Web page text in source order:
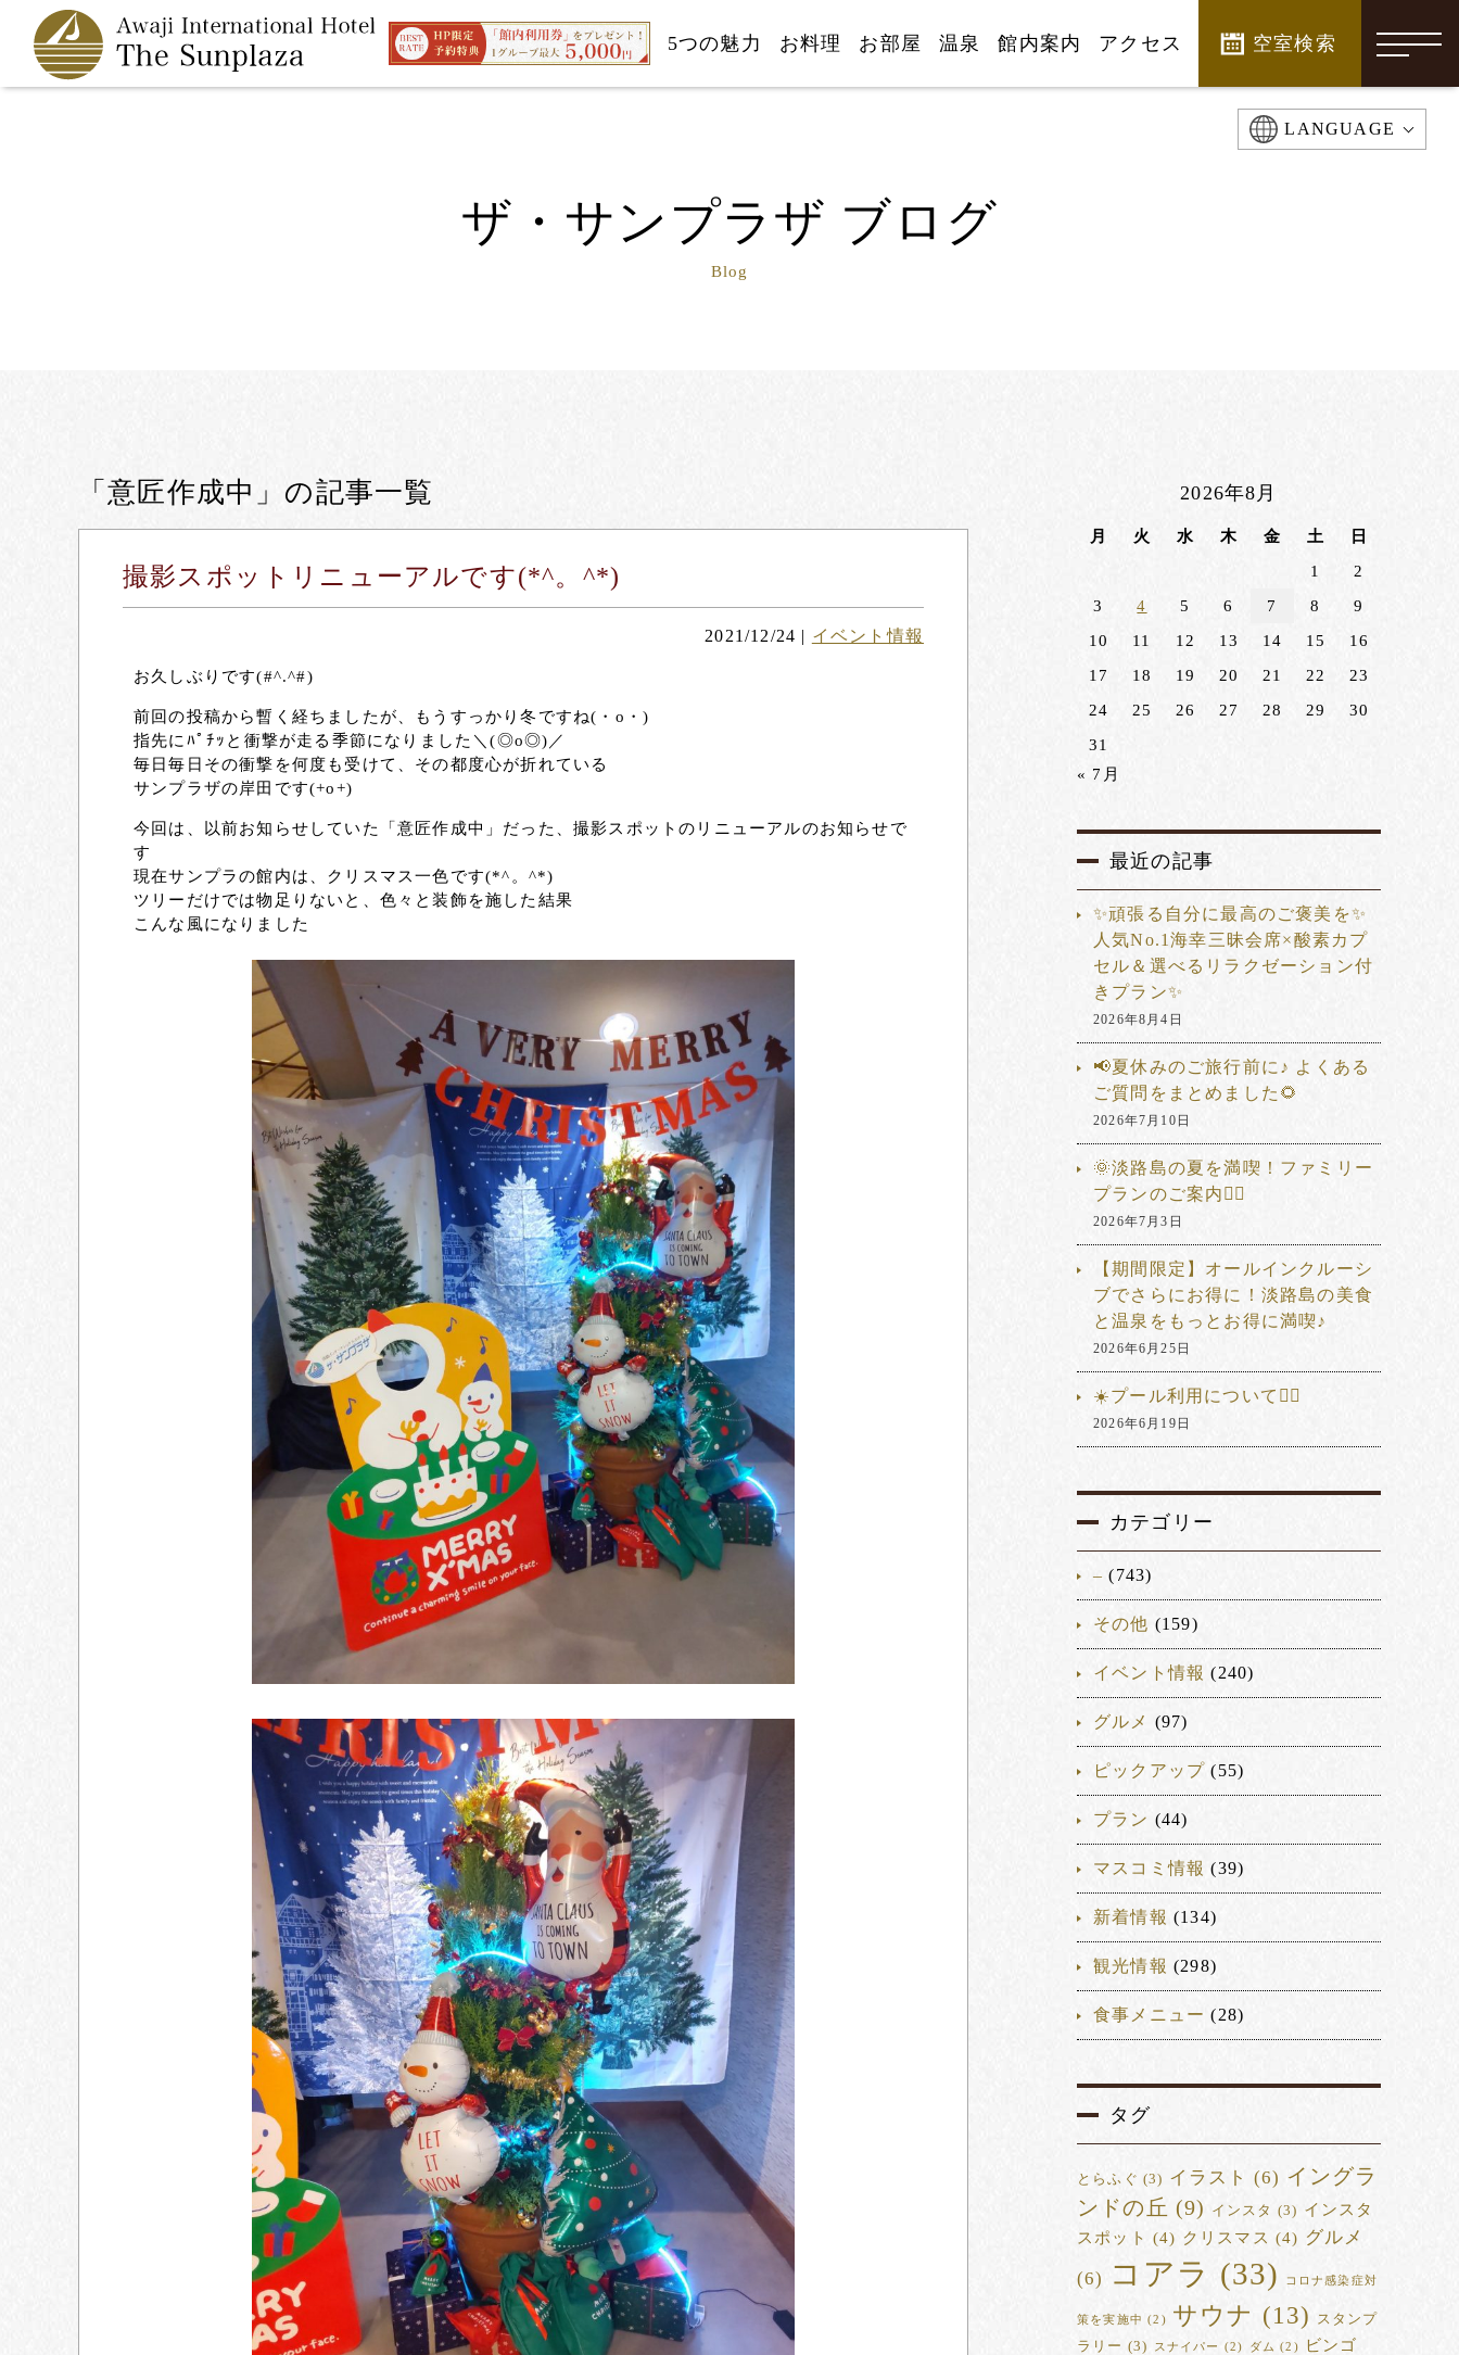
5つの魅力 お料理 お部屋 温泉 館内案内 アクセス 空室検索
LANGUAGE
ザ・サンプラザ ブログ
Blog
「意匠作成中」の記事一覧
撮影スポットリニューアルです(*^。^*)
2021/12/24 | イベント情報
お久しぶりです(#^.^#)
前回の投稿から暫く経ちましたが、もうすっかり冬ですね(・o・)
指先にﾊﾟﾁｯと衝撃が走る季節になりました＼(◎o◎)／
毎日毎日その衝撃を何度も受けて、その都度心が折れている
サンプラザの岸田です(+o+)
今回は、以前お知らせしていた「意匠作成中」だった、撮影スポットのリニューアルのお知らせで
す
現在サンプラの館内は、クリスマス一色です(*^。^*)
ツリーだけでは物足りないと、色々と装飾を施した結果
こんな風になりました
2026年8月
月 火 水 木 金 土
日
1
2
3
4 5 6 7 8
9
10
11 12 13 14 15
16
17
18 19 20 21 22
23
24
25 26 27 28 29
30
31
« 7月
最近の記事
✨頑張る自分に最高のご褒美を✨
人気No.1海幸三昧会席×酸素カプ
セル＆選べるリラクゼーション付
きプラン✨
2026年8月4日
📢夏休みのご旅行前に♪ よくある
ご質問をまとめました🌻
2026年7月10日
🌞淡路島の夏を満喫！ファミリー
プランのご案内🏊‍♂️
2026年7月3日
【期間限定】オールインクルーシ
ブでさらにお得に！淡路島の美食
と温泉をもっとお得に満喫♪
2026年6月25日
☀️プール利用について🏊‍♂️
2026年6月19日
カテゴリー
– (743)
その他 (159)
イベント情報 (240)
グルメ (97)
ピックアップ (55)
プラン (44)
マスコミ情報 (39)
新着情報 (134)
観光情報 (298)
食事メニュー (28)
タグ
とらふぐ (3) イラスト (6) イングラ
ンドの丘 (9) インスタ (3) インスタ
スポット (4) クリスマス (4) グルメ
(6)
コアラ (33) コロナ感染症対
策を実施中 (2) サウナ (13)
スタンプ
ラリー (3) スナイパー (2) ダム (2)
ビンゴ